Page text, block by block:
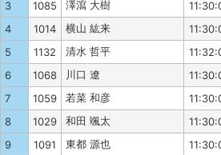
3
1085 澤瀉 大樹
4
1014 横山 紘来
5
1132 清水 哲平
6
1068 川口 遼
7
1059 若菜 和彦
8
1029 和田 颯太
9
1091 東都 源也